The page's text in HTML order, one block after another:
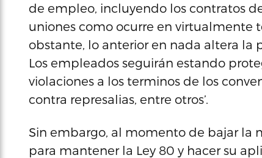
de empleo, incluyendo los contratos
uniones como ocurre en virtualmente
obstante, lo anterior en nada altera la
Los empleados seguirán estando
violaciones a los terminos de los
contra represalias, entre otros’.
Sin embargo, al momento de bajar la
para mantener la Ley 80 y hacer su